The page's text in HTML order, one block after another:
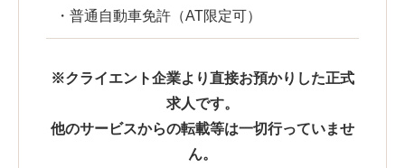
・普通自動車免許（AT限定可）
※クライエント企業より直接お預かりした正式
求人です。
他のサービスからの転載等は一切行っていませ
ん。